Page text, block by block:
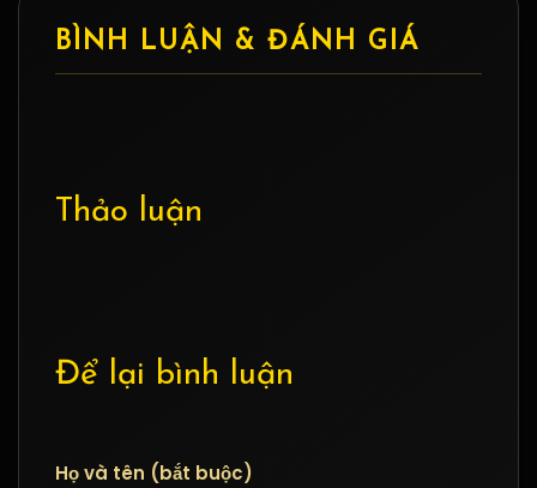
BÌNH LUẬN & ĐÁNH GIÁ
Thảo luận
Để lại bình luận
Họ và tên (bắt buộc)